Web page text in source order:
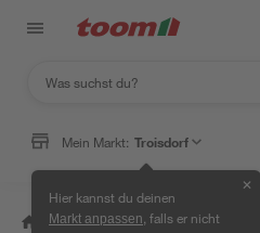
Mein Markt: Troisdorf
Hier kannst du deinen
Markt anpassen , falls er nicht
✕
/ Garten & Freizeit / Pflanzen